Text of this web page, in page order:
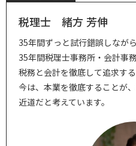
税理士 緒方 芳伸
35年間ずっと試行錯誤しなが
35年間税理士事務所・会計事
税務と会計を徹底して追求する
今は、本業を徹底することが
近道だと考えています。